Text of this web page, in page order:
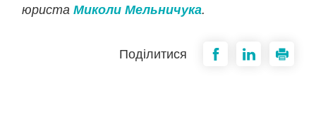
юристаМиколи Мельничука.
Поділитися